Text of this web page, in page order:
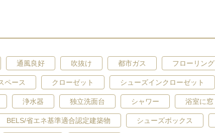
通風良好 吹抜け 都市ガス フローリング
ペース クローゼット シューズインクローゼット
浄水器 独立洗面台 シャワー 浴室に窓
BELS/省エネ基準適合認定建築物 シューズボックス